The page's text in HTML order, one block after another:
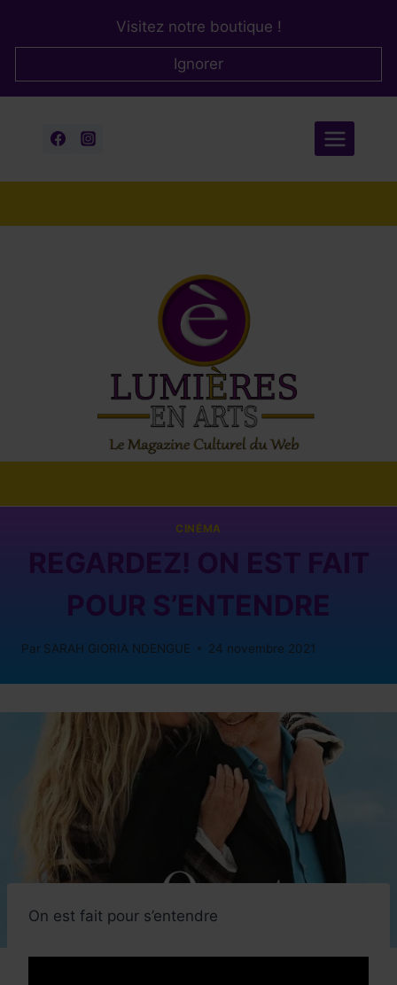
Visitez notre boutique !
Ignorer
CINÉMA
POUR S’ENTENDRE
Par SARAH GIORIA NDENGUE 24 novembre 2021
On est fait pour s’entendre